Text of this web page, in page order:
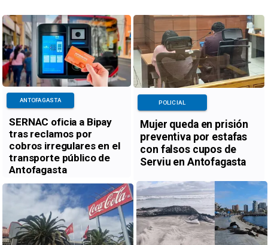
SERNAC oficia a Bipay
tras reclamos por
cobros irregulares en el
transporte público de
Antofagasta
ANTOFAGASTA
Mujer queda en prisión
preventiva por estafas
con falsos cupos de
Serviu en Antofagasta
POLICIAL